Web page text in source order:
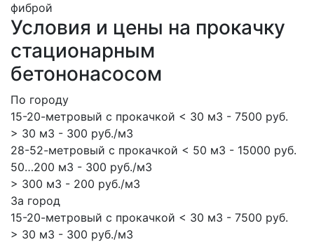
фиброй
Условия и цены на прокачку
стационарным
бетононасосом
По городу
15-20-метровый с прокачкой < 30 м3 - 7500 руб.
> 30 м3 - 300 руб./м3
28-52-метровый с прокачкой < 50 м3 - 15000 руб.
50…200 м3 - 300 руб./м3
> 300 м3 - 200 руб./м3
За город
15-20-метровый с прокачкой < 30 м3 - 7500 руб.
> 30 м3 - 300 руб./м3